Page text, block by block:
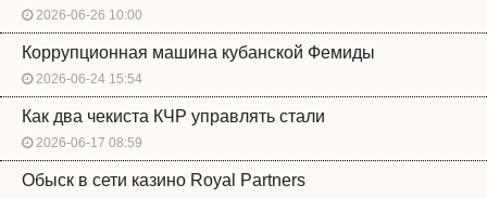
2026-06-26 10:00
Коррупционная машина кубанской Фемиды
2026-06-24 15:54
Как два чекиста КЧР управлять стали
2026-06-17 08:59
Обыск в сети казино Royal Partners